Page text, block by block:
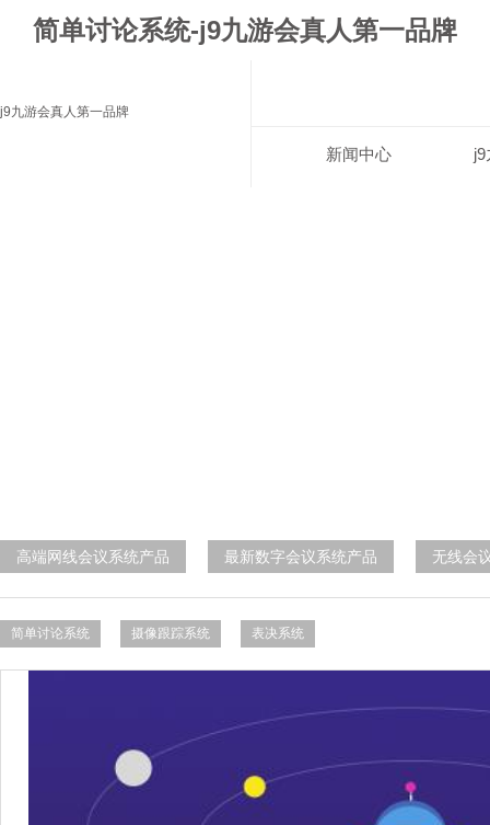
简单讨论系统-j9九游会真人第一品牌
j9九游会真人第一品牌
新闻中心
高端网线会议系统产品 最新数字会议系统产品 无线会
简单讨论系统 摄像跟踪系统 表决系统